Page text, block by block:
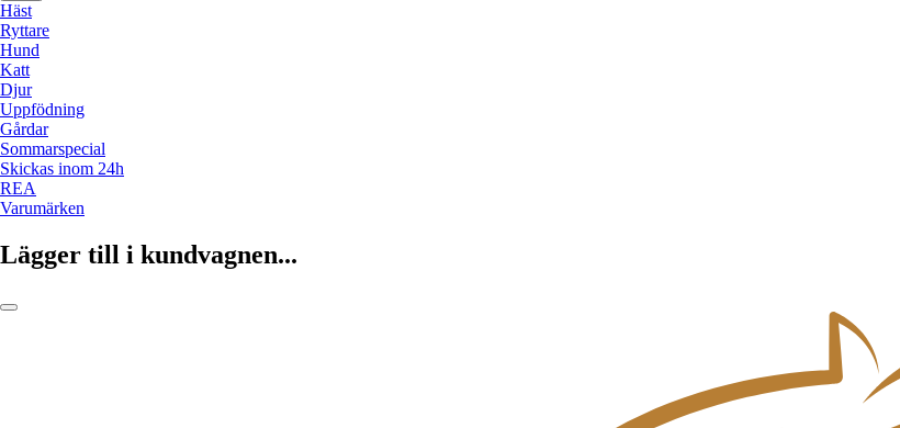
Häst
Ryttare
Hund
Katt
Djur
Uppfödning
Gårdar
Sommarspecial
Skickas inom 24h
REA
Varumärken
Lägger till i kundvagnen...